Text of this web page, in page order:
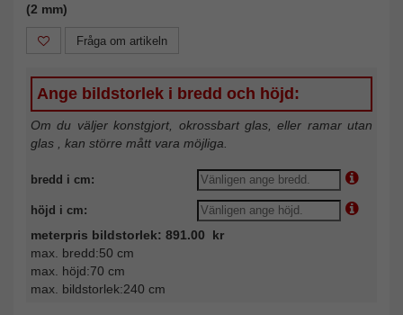
(2 mm)
Fråga om artikeln
Ange bildstorlek i bredd och höjd:
Om du väljer konstgjort, okrossbart glas, eller ramar utan
glas , kan större mått vara möjliga.
bredd i cm:
höjd i cm:
meterpris bildstorlek: 891.00 kr
max. bredd:50 cm
max. höjd:70 cm
max. bildstorlek:240 cm